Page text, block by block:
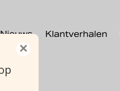
Nieuws Klantverhalen
×